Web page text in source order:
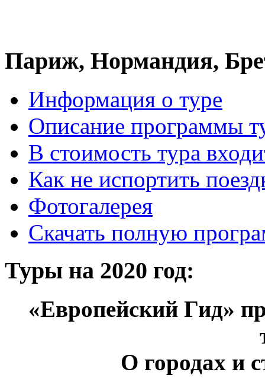
Париж, Нормандия,
Информация о туре
Описание программы
В стоимость тура
Как не испортить
Фотогалерея
Скачать полную
Туры на 2020 год:
«Европейский Гид»
О городах и